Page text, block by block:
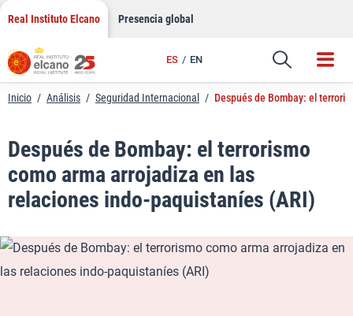
Saltar
contenido
Real Instituto Elcano Presencia global
ES EN
Enlace
Inicio / Análisis / Seguridad Internacional / Después de Bombay: el
Después de Bombay: el terrorismo
como arma arrojadiza en las
relaciones indo-paquistaníes (ARI)